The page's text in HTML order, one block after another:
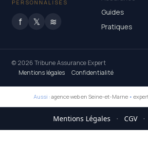
PERSONNALISÉS
f 𝕏 ≋
Guides
Pratiques
© 2026 Tribune Assurance Expert
Mentions légales
Confidentialité
Aussi : agence web en Seine-et-Marne •
Mentions Légales · CGV ·